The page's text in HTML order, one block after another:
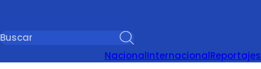
NacionalInternacionalReportajes